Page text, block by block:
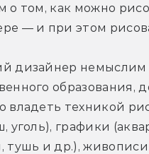
о том, как можно
— и при этом
дизайнер немыслим
образования,
владеть техникой
уголь), графики
тушь и др.), живописи